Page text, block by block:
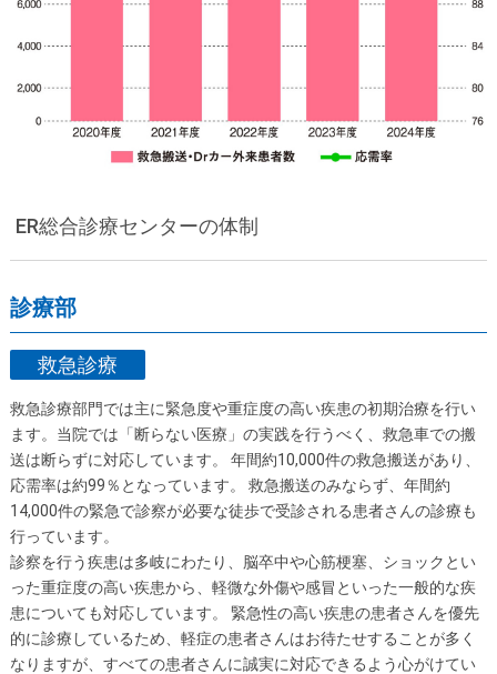
ER総合診療センターの体制
診療部
救急診療
救急診療部門では主に緊急度や重症度の高い疾患の初期治療を行い
ます。当院では「断らない医療」の実践を行うべく、救急車での搬
送は断らずに対応しています。 年間約10,000件の救急搬送があり、
応需率は約99％となっています。 救急搬送のみならず、年間約
14,000件の緊急で診察が必要な徒歩で受診される患者さんの診療も
行っています。
診察を行う疾患は多岐にわたり、脳卒中や心筋梗塞、ショックとい
った重症度の高い疾患から、軽微な外傷や感冒といった一般的な疾
患についても対応しています。 緊急性の高い疾患の患者さんを優先
的に診療しているため、軽症の患者さんはお待たせすることが多く
なりますが、すべての患者さんに誠実に対応できるよう心がけてい